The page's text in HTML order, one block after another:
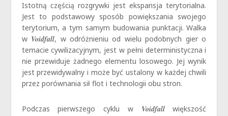
Istotną częścią rozgrywki jest ekspansja terytorialna.
Jest to podstawowy sposób powiększania swojego
terytorium, a tym samym budowania punktacji. Walka
w Voidfall, w odróżnieniu od wielu podobnych gier o
temacie cywilizacyjnym, jest w pełni deterministyczna i
nie przewiduje żadnego elementu losowego. Jej wynik
jest przewidywalny i może być ustalony w każdej chwili
przez porównania sił flot i technologii obu stron.
Podczas pierwszego cyklu w Voidfall
większość